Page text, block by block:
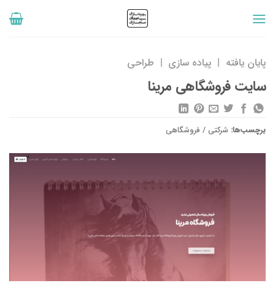
پایان یافته | پیاده سازی | طراحی
سایت فروشگاهی مرینا
برچسب‌ها: شرکتی / فروشگاهی